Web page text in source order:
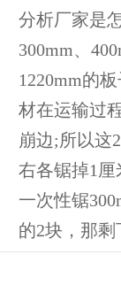
分析厂家是
300mm、
1220mm的
材在运输过
崩边;所以这
右各锯掉1厘
一次性锯
的2块，那剩
做移门轨道
剩下的